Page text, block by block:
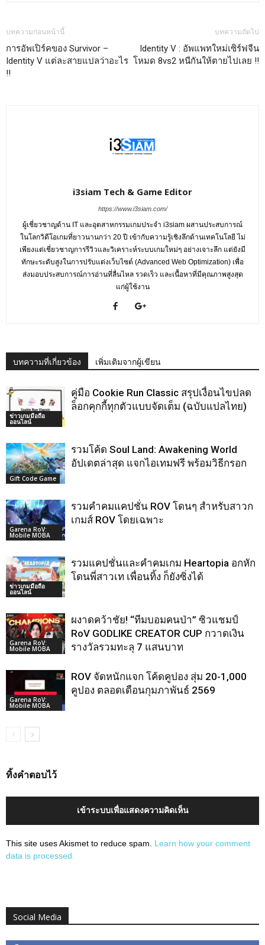
บทความก่อนหน้านี้
การอัพเปิร์คของ Survivor –
Identity V แต่ละสายแปลว่าอะไร
!!
บทความถัดไป
Identity V : อัพแพทใหม่เซิร์ฟจีน
โหมด 8vs2 หนีกันให้ตายไปเลย !!
i3siam Tech & Game Editor
https://www.i3siam.com/
ผู้เชี่ยวชาญด้าน IT และอุตสาหกรรมเกมประจำ i3siam ผสานประสบการณ์
ในโลกวิดีโอเกมที่ยาวนานกว่า 20 ปี เข้ากับความรู้เชิงลึกด้านเทคโนโลยี ไม่
เพียงแต่เชี่ยวชาญการรีวิวและวิเคราะห์ระบบเกมใหม่ๆ อย่างเจาะลึก แต่ยังมี
ทักษะระดับสูงในการปรับแต่งเว็บไซต์ (Advanced Web Optimization) เพื่อ
ส่งมอบประสบการณ์การอ่านที่ลื่นไหล รวดเร็ว และเนื้อหาที่มีคุณภาพสูงสุด
แก่ผู้ใช้งาน
บทความที่เกี่ยวข้อง เพิ่มเติมจากผู้เขียน
ข่าวเกมมือถือ
ออนไลน์
คู่มือ Cookie Run Classic สรุปเงื่อนไขปลด
ล็อกคุกกี้ทุกตัวแบบจัดเต็ม (ฉบับแปลไทย)
Gift Code Game
รวมโค้ด Soul Land: Awakening World
อัปเดตล่าสุด แจกไอเทมฟรี พร้อมวิธีกรอก
Garena RoV:
Mobile MOBA
รวมคำคมแคปชั่น ROV โดนๆ สำหรับสาวก
เกมส์ ROV โดยเฉพาะ
ข่าวเกมมือถือ
ออนไลน์
รวมแคปชั่นและคำคมเกม Heartopia อกหัก
โดนพี่สาวเท เพื่อนทิ้ง ก็ยังซิ่งได้
Garena RoV:
Mobile MOBA
ผงาดคว้าชัย! “ทีมบอมคนป่า” ซิวแชมป์
RoV GODLIKE CREATOR CUP กวาดเงิน
รางวัลรวมทะลุ 7 แสนบาท
Garena RoV:
Mobile MOBA
ROV จัดหนักแจก โค้ดคูปอง สุ่ม 20-1,000
คูปอง ตลอดเดือนกุมภาพันธ์ 2569
ทิ้งคำตอบไว้
เข้าระบบเพื่อแสดงความคิดเห็น
This site uses Akismet to reduce spam. Learn how your comment
data is processed.
Social Media